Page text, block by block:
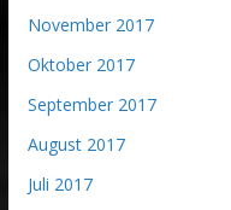
November 2017
Oktober 2017
September 2017
August 2017
Juli 2017